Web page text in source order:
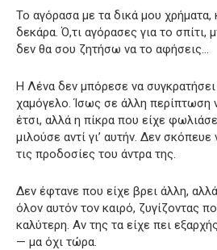
Το αγόρασα με τα δικά μου χρήματα,
δεκάρα. Ό,τι αγόρασες για το σπίτι,
δεν θα σου ζητήσω να το αφήσεις…
Η Λένα δεν μπόρεσε να συγκρατήσει
χαμόγελο. Ίσως σε άλλη περίπτωση
έτσι, αλλά η πίκρα που είχε
μιλούσε αντί γι’ αυτήν. Δεν
τις προδοσίες του άντρα της.
Δεν έφτανε που είχε βρει άλλη,
όλον αυτόν τον καιρό, ζυγίζοντας
καλύτερη. Αν της τα είχε πει
— μα όχι τώρα.